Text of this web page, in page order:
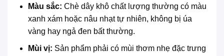
Màu sắc: Chè dây khô chất lượng thường có màu
xanh xám hoặc nâu nhạt tự nhiên, không bị úa
vàng hay ngả đen bất thường.
Mùi vị: Sản phẩm phải có mùi thơm nhẹ đặc trưng